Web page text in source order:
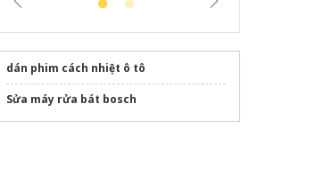
dán phim cách nhiệt ô tô
Sửa máy rửa bát bosch